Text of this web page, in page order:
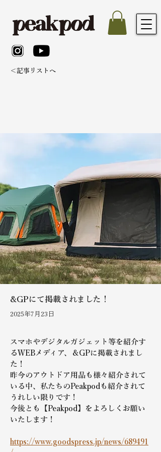
＜記事リストへ
&GPにて掲載されました！
2025年7月23日
スマホやデジタルガジェット等を紹介す
るWEBメディア、＆GPに掲載されまし
た！
昨今のアウトドア用品も様々紹介されて
いる中、私たちのPeakpodも紹介されて
うれしい限りです！
今後とも【Peakpod】をよろしくお願い
いたします！
https://www.goodspress.jp/news/689491